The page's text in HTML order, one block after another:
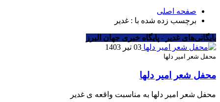
صفحه اصلی
برچسب زده شده با : غدیر
بایگانی‌های غدیر - پایگاه خبری جهان البرز
03 تیر 1403
محفل شعر امیر دلها
محفل شعر امیر دلها
محفل شعر امیر دلها به مناسبت واقعه ی غدیر